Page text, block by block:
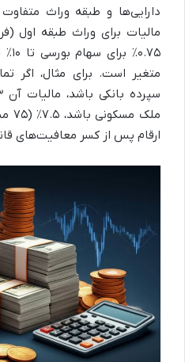
دارایی‌ها و طبقه وراث
مالیات برای وراث طبقه اول
متغیر است. برای مثال، اگر
ارقام پس از کسر معافیت‌های